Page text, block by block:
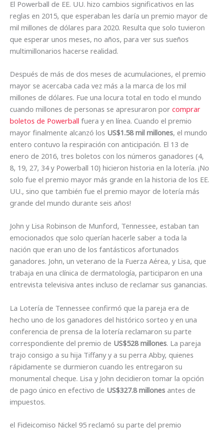
El Powerball de EE. UU. hizo cambios significativos en las
reglas en 2015, que esperaban les daría un premio mayor de
mil millones de dólares para 2020. Resulta que solo tuvieron
que esperar unos meses, no años, para ver sus sueños
multimillonarios hacerse realidad.
Después de más de dos meses de acumulaciones, el premio
mayor se acercaba cada vez más a la marca de los mil
millones de dólares. Fue una locura total en todo el mundo
cuando millones de personas se apresuraron por comprar
boletos de Powerball fuera y en línea. Cuando el premio
mayor finalmente alcanzó los US$1.58 mil millones, el mundo
entero contuvo la respiración con anticipación. El 13 de
enero de 2016, tres boletos con los números ganadores (4,
8, 19, 27, 34 y Powerball 10) hicieron historia en la lotería. ¡No
solo fue el premio mayor más grande en la historia de los EE.
UU., sino que también fue el premio mayor de lotería más
grande del mundo durante seis años!
John y Lisa Robinson de Munford, Tennessee, estaban tan
emocionados que solo querían hacerle saber a toda la
nación que eran uno de los fantásticos afortunados
ganadores. John, un veterano de la Fuerza Aérea, y Lisa, que
trabaja en una clínica de dermatología, participaron en una
entrevista televisiva antes incluso de reclamar sus ganancias.
La Lotería de Tennessee confirmó que la pareja era de
hecho uno de los ganadores del histórico sorteo y en una
conferencia de prensa de la lotería reclamaron su parte
correspondiente del premio de US$528 millones. La pareja
trajo consigo a su hija Tiffany y a su perra Abby, quienes
rápidamente se durmieron cuando les entregaron su
monumental cheque. Lisa y John decidieron tomar la opción
de pago único en efectivo de US$327.8 millones antes de
impuestos.
el Fideicomiso Nickel 95 reclamó su parte del premio